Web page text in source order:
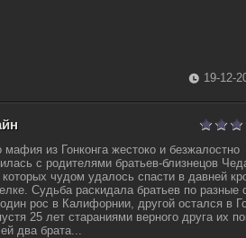
19-12-
мафия из Гонконга жестоко и безжалостно
с родителями братьев-близнецов
чудом удалось спасти в давней
Судьба раскидала братьев по разные
рос в Калифорнии, другой остался в
25 лет стараниями верного друга их
два брата...